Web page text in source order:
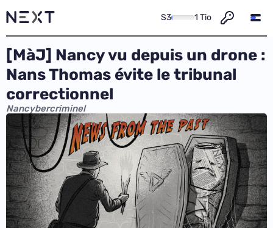
S3 1 Tio
[MàJ] Nancy vu depuis un drone :
Nans Thomas évite le tribunal
correctionnel
Nancybercriminel